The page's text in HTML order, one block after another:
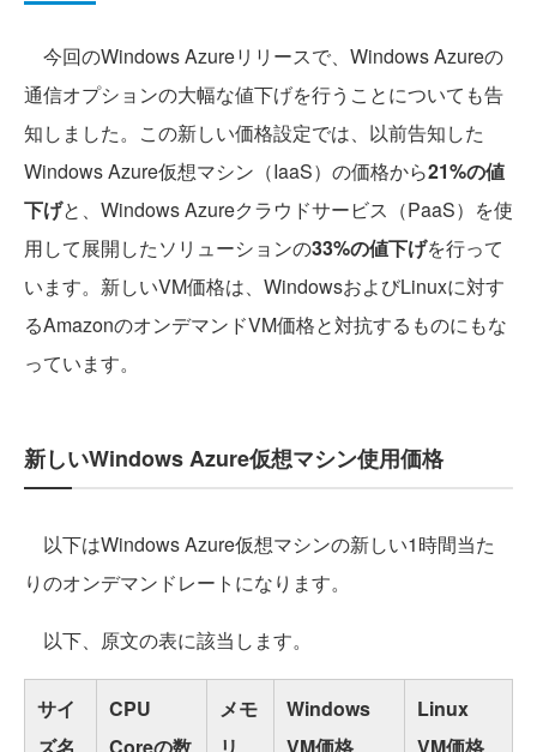
今回のWindows Azureリリースで、Windows Azureの
通信オプションの大幅な値下げを行うことについても告
知しました。この新しい価格設定では、以前告知した
Windows Azure仮想マシン（IaaS）の価格から21%の値
下げと、Windows Azureクラウドサービス（PaaS）を使
用して展開したソリューションの33%の値下げを行って
います。新しいVM価格は、WindowsおよびLinuxに対す
るAmazonのオンデマンドVM価格と対抗するものにもな
っています。
新しいWindows Azure仮想マシン使用価格
以下はWindows Azure仮想マシンの新しい1時間当た
りのオンデマンドレートになります。
以下、原文の表に該当します。
サイ
CPU
メモ
Windows
Linux